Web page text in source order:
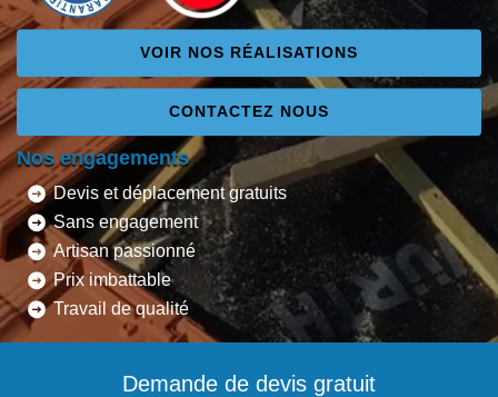
VOIR NOS RÉALISATIONS
CONTACTEZ NOUS
Nos engagements
Devis et déplacement gratuits
Sans engagement
Artisan passionné
Prix imbattable
Travail de qualité
Demande de devis gratuit